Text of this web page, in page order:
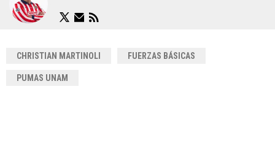
CHRISTIAN MARTINOLI FUERZAS BÁSICAS
PUMAS UNAM